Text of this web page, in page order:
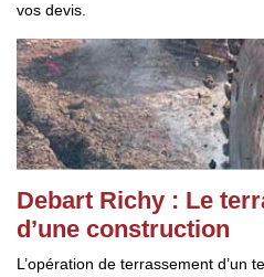
vos devis.
Debart Richy : Le
d’une construction
L’opération de terrassement d’un